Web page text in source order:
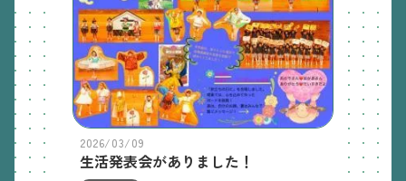
2026/03/09
生活発表会がありました！